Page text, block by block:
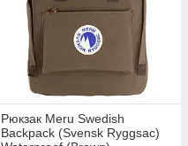
Рюкзак Meru Swedish
Backpack (Svensk Ryggsac)